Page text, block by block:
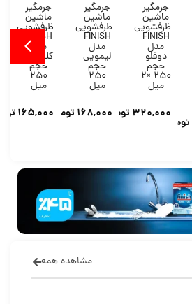
تومان
جرمگیر
ماشین
ظرفشویی
FINISH
مدل
دوقلو
حجم
250 ×2
میل
320,000تومان
جرمگیر
ماشین
ظرفشویی
FINISH
مدل
لیمویی
حجم
250
میل
168,000تومان
جرمگیر
ماشین
ظرفشویی
FINISH
مدل
کلاسیک
حجم
250
میل
165,000
مشاهده همه